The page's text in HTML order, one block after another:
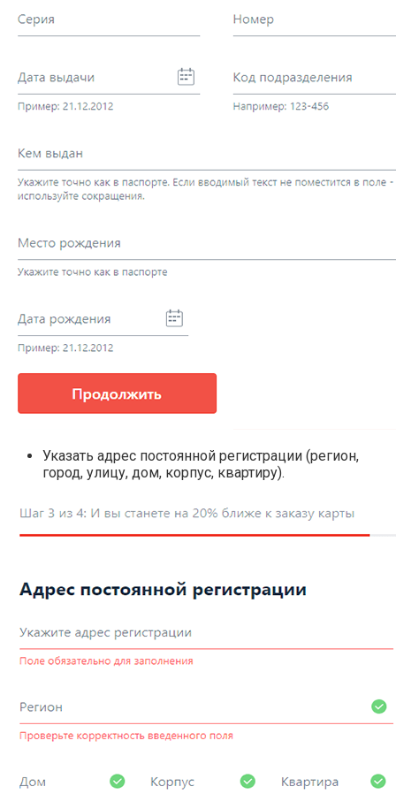
Указать адрес постоянной регистрации (регион,
город, улицу, дом, корпус, квартиру).